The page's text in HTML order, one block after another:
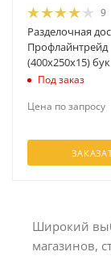
9
Разделочная
Профлайнтрейд
(400х250х15) бук
Под заказ
Цена по запросу
Широкий
магазинов,